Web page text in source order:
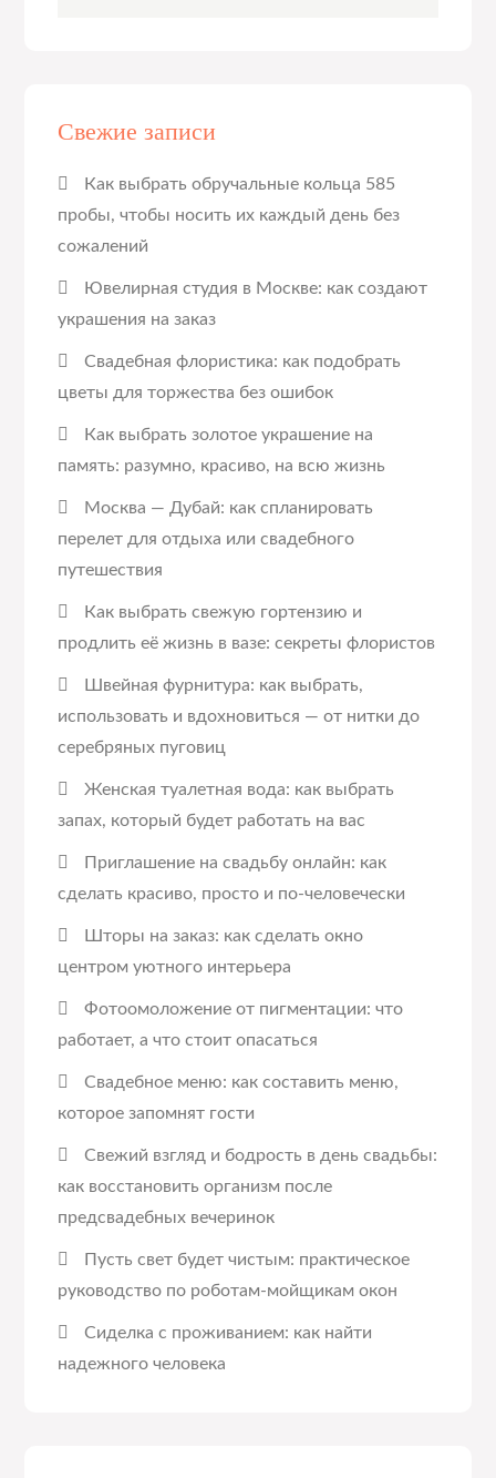
Свежие записи
Как выбрать обручальные кольца 585
пробы, чтобы носить их каждый день без
сожалений
Ювелирная студия в Москве: как создают
украшения на заказ
Свадебная флористика: как подобрать
цветы для торжества без ошибок
Как выбрать золотое украшение на
память: разумно, красиво, на всю жизнь
Москва — Дубай: как спланировать
перелет для отдыха или свадебного
путешествия
Как выбрать свежую гортензию и
продлить её жизнь в вазе: секреты флористов
Швейная фурнитура: как выбрать,
использовать и вдохновиться — от нитки до
серебряных пуговиц
Женская туалетная вода: как выбрать
запах, который будет работать на вас
Приглашение на свадьбу онлайн: как
сделать красиво, просто и по-человечески
Шторы на заказ: как сделать окно
центром уютного интерьера
Фотоомоложение от пигментации: что
работает, а что стоит опасаться
Свадебное меню: как составить меню,
которое запомнят гости
Свежий взгляд и бодрость в день свадьбы:
как восстановить организм после
предсвадебных вечеринок
Пусть свет будет чистым: практическое
руководство по роботам-мойщикам окон
Сиделка с проживанием: как найти
надежного человека